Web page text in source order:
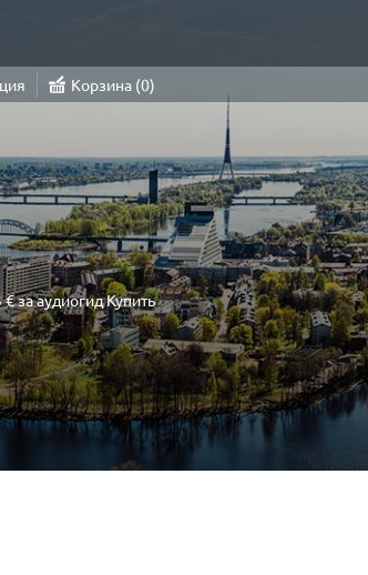
Корзина 0
€за аудиогидКупить